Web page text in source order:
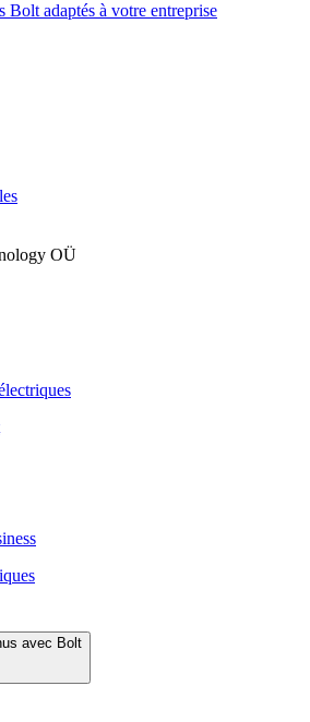
Bolt adaptés à votre entreprise
OÜ
avec Bolt